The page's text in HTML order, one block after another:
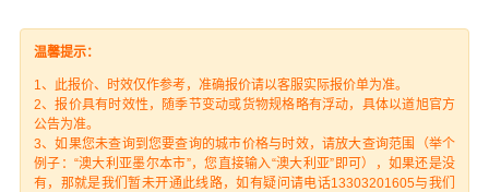
温馨提示：
1、此报价、时效仅作参考，准确报价请以客服实际报价单为准。
2、报价具有时效性，随季节变动或货物规格略有浮动，具体以道旭官方
公告为准。
3、如果您未查询到您要查询的城市价格与时效，请放大查询范围（举个
例子：“澳大利亚墨尔本市”，您直接输入“澳大利亚”即可），如果还是没
有，那就是我们暂未开通此线路，如有疑问请电话13303201605与我们